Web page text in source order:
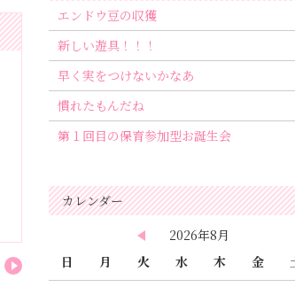
エンドウ豆の収獲
新しい遊具！！！
早く実をつけないかなあ
慣れたもんだね
第１回目の保育参加型お誕生会
カレンダー
2026年8月
日
月 火 水 木 金